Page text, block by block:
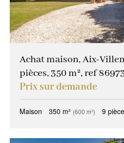
Achat maison, Aix-
pièces, 350 m², ref
Prix sur demande
Maison 350 m² (600 m²) 9